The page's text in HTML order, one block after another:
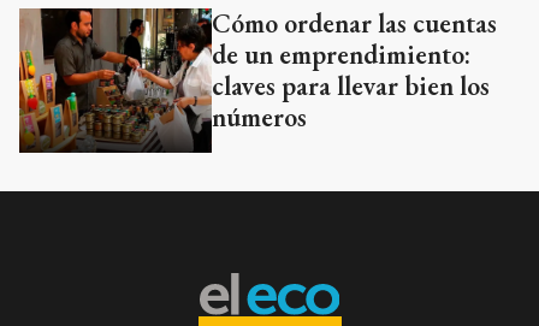
Cómo ordenar las cuentas
de un emprendimiento:
claves para llevar bien los
números